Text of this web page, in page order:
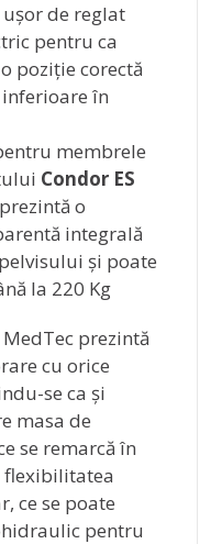
de reglat
pentru ca
poziție corectă
în
membrele
Condor ES
prezintă o
integrală
și poate
la 220 Kg
prezintă
cu orice
se ca și
masa de
se remarcă în
ce se poate
pentru